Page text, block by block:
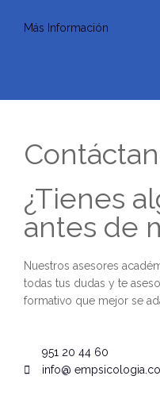
Más Información
¿Tienes
antes de
Nuestros asesores
todas tus dudas y te
formativo que mejor se
951 20 44 60
info@